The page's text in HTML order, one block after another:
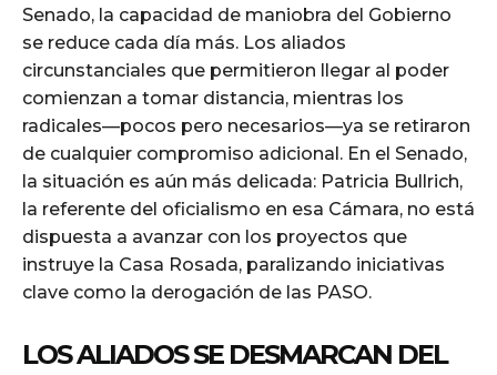
Senado, la capacidad de maniobra del Gobierno
se reduce cada día más. Los aliados
circunstanciales que permitieron llegar al poder
comienzan a tomar distancia, mientras los
radicales—pocos pero necesarios—ya se retiraron
de cualquier compromiso adicional. En el Senado,
la situación es aún más delicada: Patricia Bullrich,
la referente del oficialismo en esa Cámara, no está
dispuesta a avanzar con los proyectos que
instruye la Casa Rosada, paralizando iniciativas
clave como la derogación de las PASO.
LOS ALIADOS SE DESMARCAN DEL